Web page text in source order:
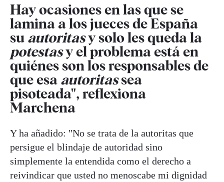
Hay ocasiones en las que se
lamina a los jueces de España
su autoritasy solo les queda la
potestasy el problema está en
quiénes son los responsables de
que esa autoritassea
pisoteada", reflexiona
Marchena
Y ha añadido: "No se trata de la autoritas que
persigue el blindaje de autoridad sino
simplemente la entendida como el derecho a
reivindicar que usted no menoscabe mi dignidad